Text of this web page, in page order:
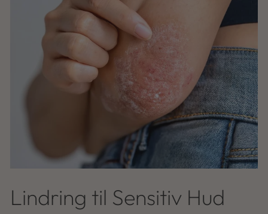
Lindring til Sensitiv Hud